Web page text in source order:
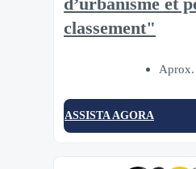
classement"
Aprox.
ASSISTA AGORA